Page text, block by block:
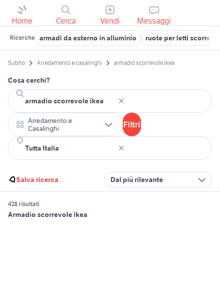
Home Cerca Vendi Messaggi
Ricerche armadi da esterno in alluminio ruote per letti
Subito Arredamento e casalinghi armadio scorrevole ikea
Cosa cerchi?
Arredamento e
Casalinghi
Filtri
Salva ricerca Dal più rilevante
428 risultati
Armadio scorrevole ikea